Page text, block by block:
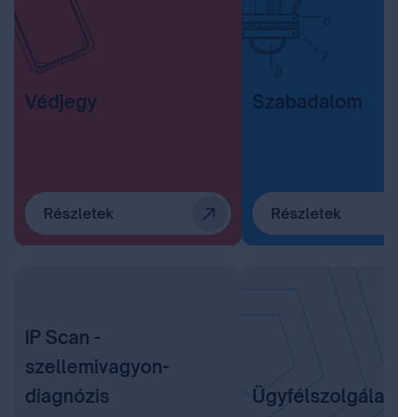
Védjegy
Részletek
Szabadalom
Részletek
IP Scan -
szellemivagyon-
diagnózis
Ügyfélszolgálat